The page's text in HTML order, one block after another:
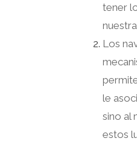
tener
Los
le
sino al
estos